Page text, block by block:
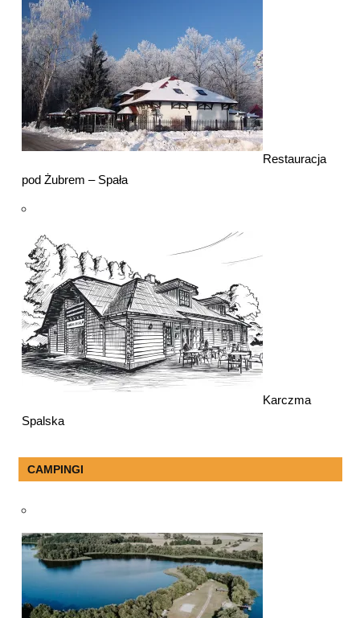
Restauracja
pod Żubrem – Spała
Karczma
Spalska
CAMPINGI